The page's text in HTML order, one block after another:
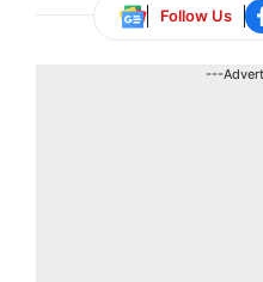
Follow Us
---